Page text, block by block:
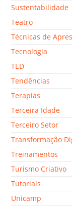
Sustentabilidade
Teatro
Técnicas de
Tecnologia
TED
Tendências
Terapias
Terceira Idade
Terceiro Setor
Transformação
Treinamentos
Turismo Criativo
Tutoriais
Unicamp